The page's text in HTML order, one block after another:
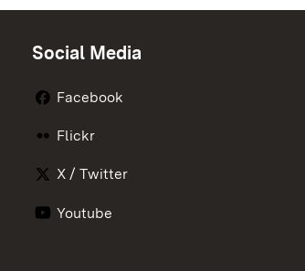
Social Media
Facebook
Flickr
X / Twitter
Youtube